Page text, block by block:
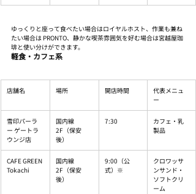
ゆっくりと座って食べたい場合はロイヤルホスト、作業も兼ね
たい場合は PRONTO、静かな喫茶雰囲気を好む場合は宮越屋珈
琲と使い分けができます。
軽食・カフェ系
店舗名 場所 開店時間
代表メニュ
ー
雪印パーラ
ー ゲートラ
ウンジ店
国内線
2F（保安
後）
7:30
カフェ・乳
製品
CAFE GREEN
Tokachi
国内線
2F（保安
後）
9:00（公
式）※
クロワッサ
ンサンド・
ソフトクリ
ーム